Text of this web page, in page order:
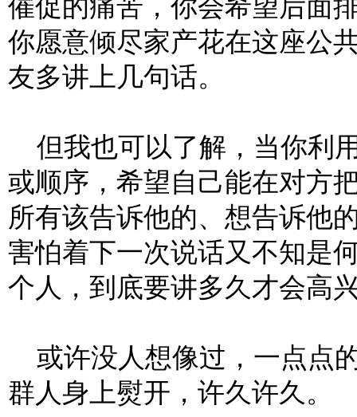
催促的痛苦，你会希望后面
你愿意倾尽家产花在这座公
友多讲上几句话。
但我也可以了解，当你利
或顺序，希望自己能在对方
所有该告诉他的、想告诉他
害怕着下一次说话又不知是
个人，到底要讲多久才会高
或许没人想像过，一点点
群人身上熨开，许久许久。